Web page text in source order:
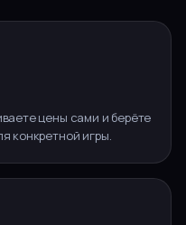
цены сами и берёте
конкретной игры.